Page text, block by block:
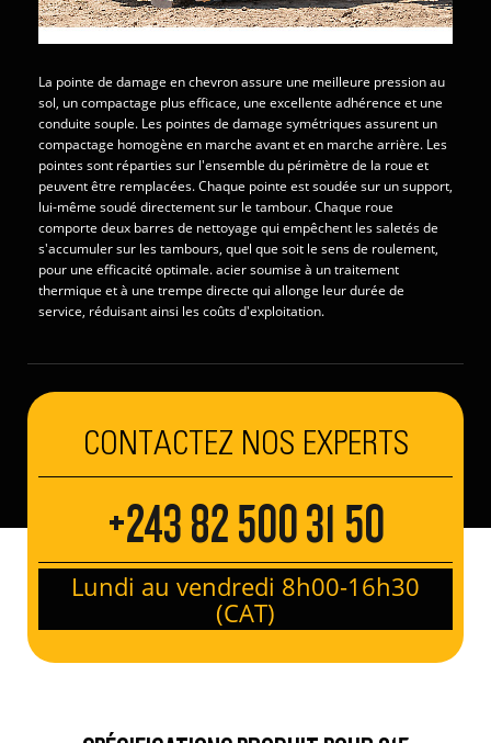
La pointe de damage en chevron assure une meilleure pression au
sol, un compactage plus efficace, une excellente adhérence et une
conduite souple. Les pointes de damage symétriques assurent un
compactage homogène en marche avant et en marche arrière. Les
pointes sont réparties sur l'ensemble du périmètre de la roue et
peuvent être remplacées. Chaque pointe est soudée sur un support,
lui-même soudé directement sur le tambour. Chaque roue
comporte deux barres de nettoyage qui empêchent les saletés de
s'accumuler sur les tambours, quel que soit le sens de roulement,
pour une efficacité optimale. acier soumise à un traitement
thermique et à une trempe directe qui allonge leur durée de
service, réduisant ainsi les coûts d'exploitation.
CONTACTEZ NOS EXPERTS
+243 82 500 31 50
Lundi au vendredi 8h00-16h30
(CAT)